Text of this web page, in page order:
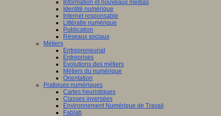
Information et nouveaux médias
Identité numérique
Internet responsable
Littératie numérique
Publication
Réseaux sociaux
Métiers
Entrepreneuriat
Entreprises
Evolutions des métiers
Métiers du numérique
Orientation
Pratiques numériques
Cartes heuristiques
Classes inversées
Environnement Numérique de Travail
Fablab